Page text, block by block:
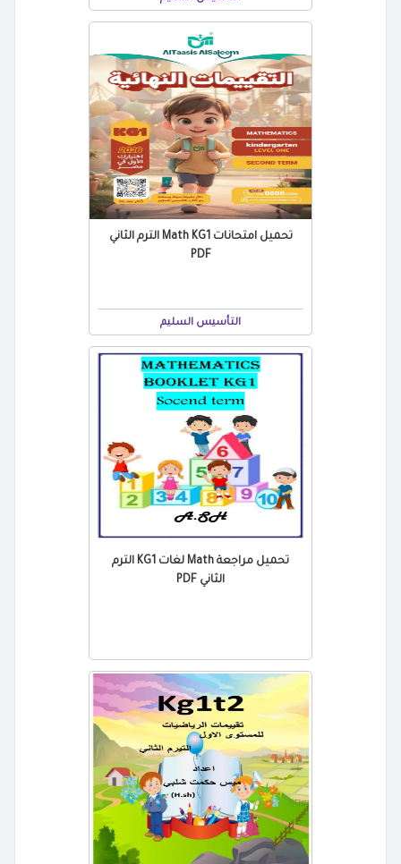
تحميل امتحانات Math KG1 الترم الثاني
PDF
التأسيس السليم
تحميل مراجعة Math لغات KG1 الترم
الثاني PDF